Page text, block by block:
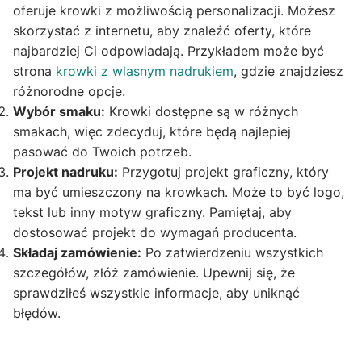
oferuje krowki z możliwością personalizacji. Możesz
skorzystać z internetu, aby znaleźć oferty, które
najbardziej Ci odpowiadają. Przykładem może być
strona krowki z wlasnym nadrukiem, gdzie znajdziesz
różnorodne opcje.
Wybór smaku: Krowki dostępne są w różnych
smakach, więc zdecyduj, które będą najlepiej
pasować do Twoich potrzeb.
Projekt nadruku: Przygotuj projekt graficzny, który
ma być umieszczony na krowkach. Może to być logo,
tekst lub inny motyw graficzny. Pamiętaj, aby
dostosować projekt do wymagań producenta.
Składaj zamówienie: Po zatwierdzeniu wszystkich
szczegółów, złóż zamówienie. Upewnij się, że
sprawdziłeś wszystkie informacje, aby uniknąć
błędów.